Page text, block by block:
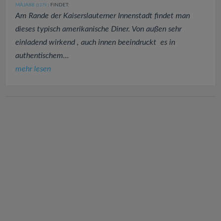
MAJA88 (1379 ) FINDET:
Am Rande der Kaiserslauterner Innenstadt findet man
dieses typisch amerikanische Diner. Von außen sehr
einladend wirkend , auch innen beeindruckt es in
authentischem...
mehr lesen